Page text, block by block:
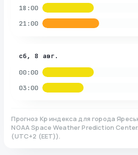
18:00
21:00
сб, 8 авг.
00:00
03:00
Прогноз Kp индекса для города
NOAA Space Weather Prediction
(UTC+2 (EET)).